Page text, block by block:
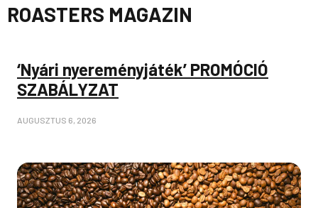
ROASTERS MAGAZIN
‘Nyári nyereményjáték’ PROMÓCIÓ
SZABÁLYZAT
AUGUSZTUS 6, 2026